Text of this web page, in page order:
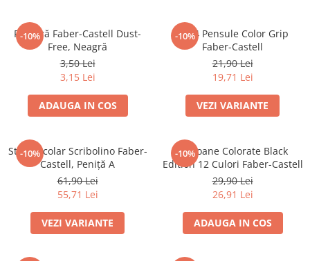
Pensule
Plastilină
Tempera și Guașe
Tăiere și lipire
Foarfeci
-10%
Radieră Faber-Castell Dust-
Free, Neagră
3,50 Lei
3,15 Lei
ADAUGA IN COS
-10%
Set 4 Pensule Color Grip
Faber-Castell
21,90 Lei
19,71 Lei
VEZI VARIANTE
-10%
Stilou Școlar Scribolino Faber-
Castell, Peniță A
61,90 Lei
55,71 Lei
VEZI VARIANTE
-10%
Creioane Colorate Black
Edition 12 Culori Faber-Castell
29,90 Lei
26,91 Lei
ADAUGA IN COS